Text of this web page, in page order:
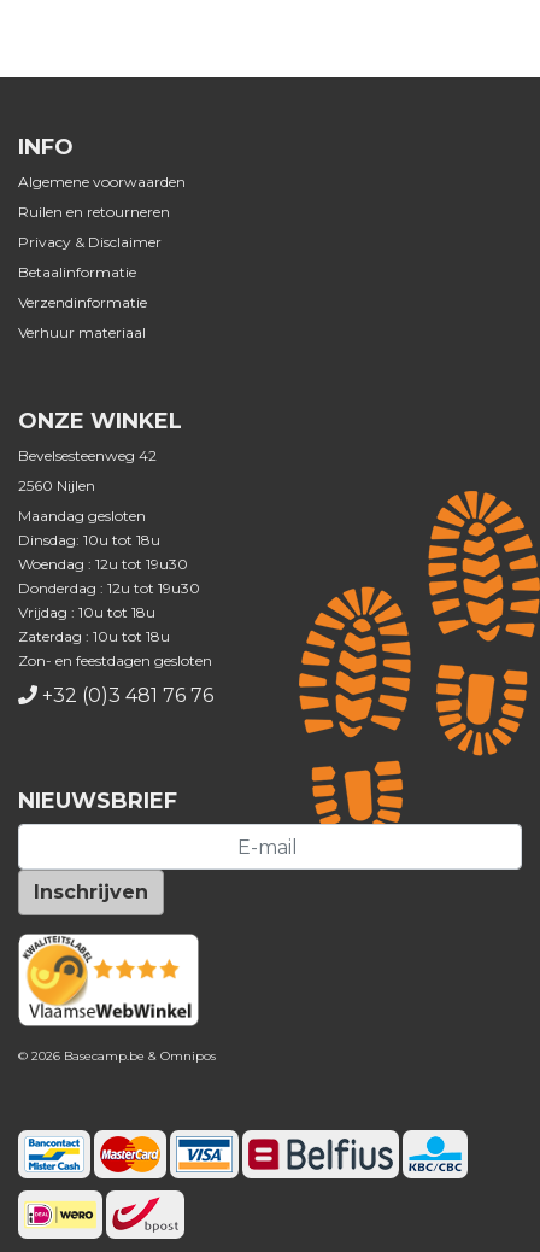
INFO
Algemene voorwaarden
Ruilen en retourneren
Privacy & Disclaimer
Betaalinformatie
Verzendinformatie
Verhuur materiaal
ONZE WINKEL
Bevelsesteenweg 42
2560 Nijlen
Maandag gesloten
Dinsdag: 10u tot 18u
Woendag : 12u tot 19u30
Donderdag : 12u tot 19u30
Vrijdag : 10u tot 18u
Zaterdag : 10u tot 18u
Zon- en feestdagen gesloten
+32 (0)3 481 76 76
NIEUWSBRIEF
© 2026 Basecamp.be & Omnipos